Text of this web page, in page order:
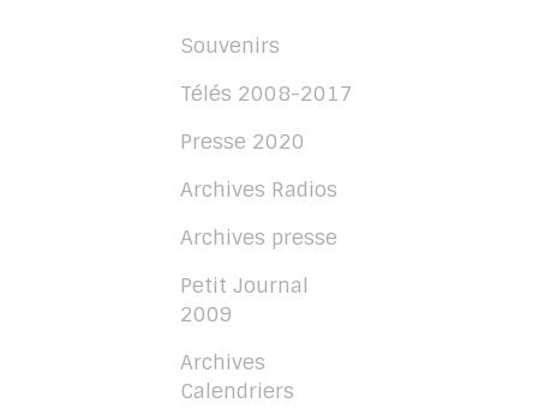
Souvenirs
Télés 2008-2017
Presse 2020
Archives Radios
Archives presse
Petit Journal
2009
Archives
Calendriers